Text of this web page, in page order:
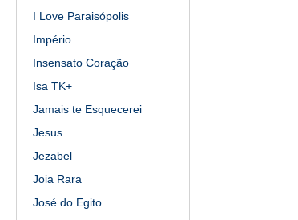
I Love Paraisópolis
Império
Insensato Coração
Isa TK+
Jamais te Esquecerei
Jesus
Jezabel
Joia Rara
José do Egito